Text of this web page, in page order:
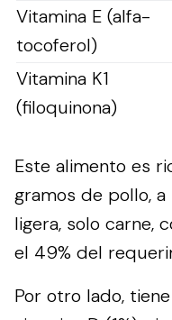
Vitamina E (alfa-
tocoferol)
Vitamina K1
(filoquinona)
Este alimento es
gramos de pollo,
ligera, solo carne,
el 49% del
Por otro lado,